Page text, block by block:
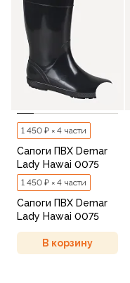
1 450 ₽ × 4 части
Сапоги ПВХ Demar
Lady Hawai 0075
1 450 ₽ × 4 части
Сапоги ПВХ Demar
Lady Hawai 0075
В корзину